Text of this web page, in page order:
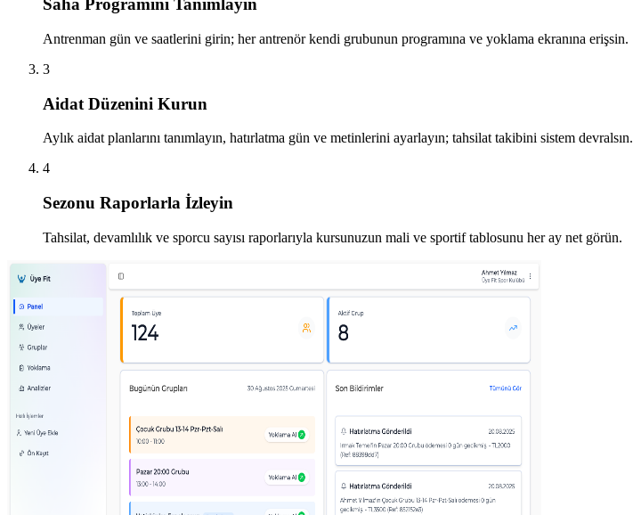
Saha Programını Tanımlayın
Antrenman gün ve saatlerini girin; her antrenör kendi grubunun programına ve yoklama ekranına erişsin.
3
Aidat Düzenini Kurun
Aylık aidat planlarını tanımlayın, hatırlatma gün ve metinlerini ayarlayın; tahsilat takibini sistem devralsın.
4
Sezonu Raporlarla İzleyin
Tahsilat, devamlılık ve sporcu sayısı raporlarıyla kursunuzun mali ve sportif tablosunu her ay net görün.